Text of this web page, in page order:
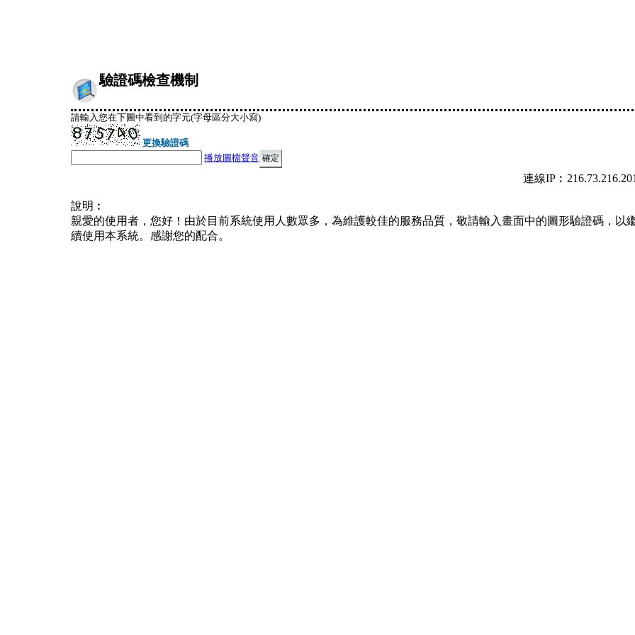
驗證碼檢查機制
請輸入您在下圖中看到的字元(字母區分大小寫)
更換驗證碼
播放圖檔聲音
連線
說明︰
親愛的使用者，您好！由於目前系統使用人數眾多，為維護較佳的服務品質，敬請輸入畫面中的圖形驗證碼，以
續使用本系統。感謝您的配合。